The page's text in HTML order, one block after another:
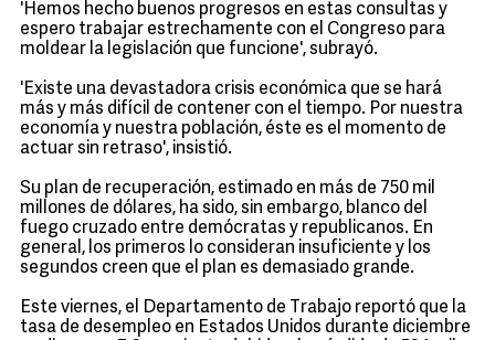
'Hemos hecho buenos progresos en estas consultas y
espero trabajar estrechamente con el Congreso para
moldear la legislación que funcione', subrayó.
'Existe una devastadora crisis económica que se hará
más y más difícil de contener con el tiempo. Por nuestra
economía y nuestra población, éste es el momento de
actuar sin retraso', insistió.
Su plan de recuperación, estimado en más de 750 mil
millones de dólares, ha sido, sin embargo, blanco del
fuego cruzado entre demócratas y republicanos. En
general, los primeros lo consideran insuficiente y los
segundos creen que el plan es demasiado grande.
Este viernes, el Departamento de Trabajo reportó que la
tasa de desempleo en Estados Unidos durante diciembre